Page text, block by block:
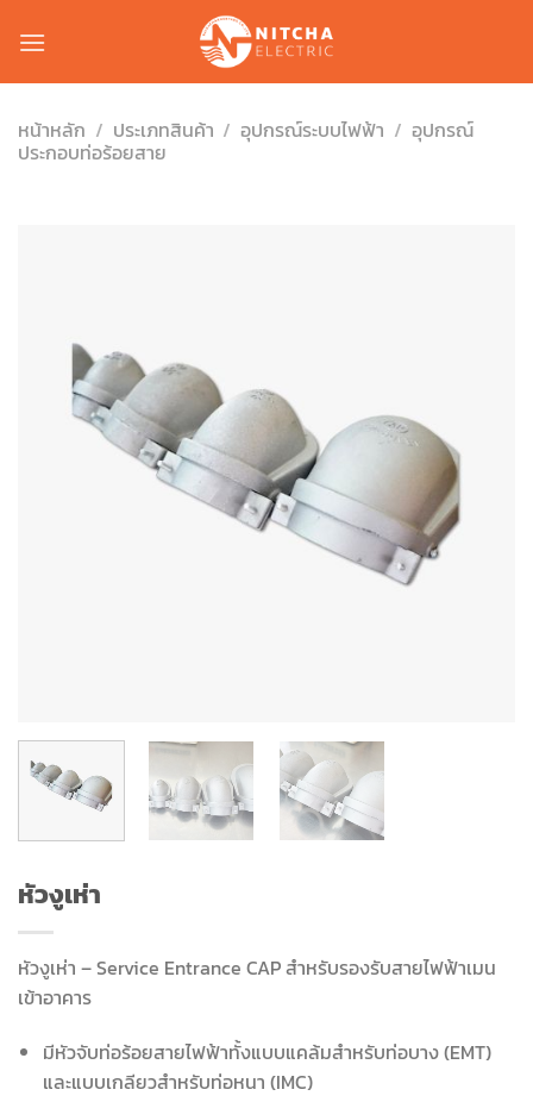
หน้าหลัก / ประเภทสินค้า / อุปกรณ์ระบบไฟฟ้า / อุปกรณ์
ประกอบท่อร้อยสาย
หัวงูเห่า
หัวงูเห่า – Service Entrance CAP สำหรับรองรับสายไฟฟ้าเมน
เข้าอาคาร
มีหัวจับท่อร้อยสายไฟฟ้าทั้งแบบแคล้มสำหรับท่อบาง (EMT)
และแบบเกลียวสำหรับท่อหนา (IMC)